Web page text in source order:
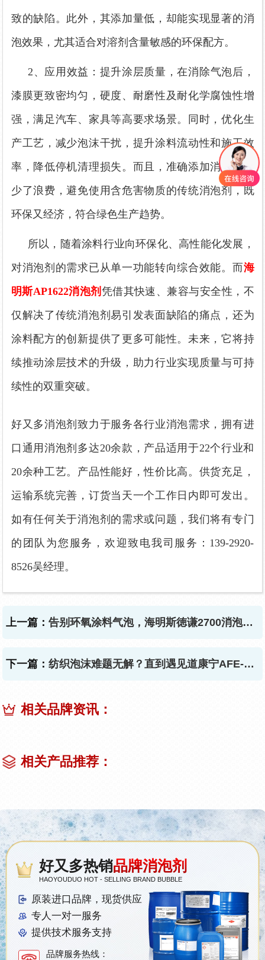
致的缺陷。此外，其添加量低，却能实现显著的消
泡效果，尤其适合对溶剂含量敏感的环保配方。
2、 应用效益：提升涂层质量 ，在消除气泡后，
漆膜更致密均匀，硬度、耐磨性及耐化学腐蚀性增
强，满足汽车、家具等高要求场景。同时，优化生
产工艺，减少泡沫干扰，提升涂料流动性和施工效
率，降低停机清理损失。而且， 准确添加消泡剂减
少了浪费，避免使用含危害物质的传统消泡剂，既
环保又经济，符合绿色生产趋势。
所以， 随着涂料行业向环保化、高性能化发展，
对消泡剂的需求已从单一功能转向综合效能。 而海
明斯AP1622消泡剂 凭借其快速 、兼容与安全性，不
仅解决了传统消泡剂易引发表面缺陷的痛点，还为
涂料配方的创新提供了更多可能性。未来，它将持
续推动涂层技术的升级，助力行业实现质量与可持
续性的双重突破。
好又多消泡剂致力于服务各行业消泡需求，拥有进
口通用消泡剂多达20余款，产品适用于22个行业和
20余种工艺。产品性能好，性价比高。供货充足，
运输系统完善，订货当天一个工作日内即可发出。
如有任何关于消泡剂的需求或问题，我们将有专门
的团队为您服务，欢迎致电我司服务：139-2920-
8526吴经理。
上一篇： 告别环氧涂料气泡，海明斯徳谦2700消泡剂来守护！
下一篇： 纺织泡沫难题无解？直到遇见道康宁AFE-0050消泡剂
相关品牌资讯：
相关产品推荐：
好又多热销品牌消泡剂
HAOYOUDUO HOT - SELLING BRAND BUBBLE
原装进口品牌，现货供应
专人一对一服务
提供技术服务支持
品牌服务热线：